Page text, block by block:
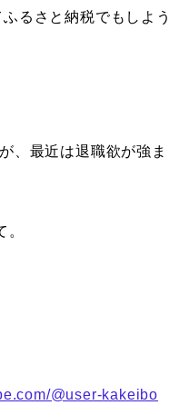
るさと納税でもしよう
、最近は退職欲が強ま
@user-kakeibo